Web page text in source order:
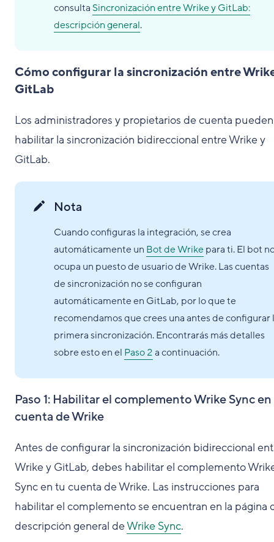
consulta Sincronización entre Wrike y GitLab:
descripción general.
Cómo configurar la sincronización entre
GitLab
Los administradores y propietarios de cuenta pueden
habilitar la sincronización bidireccional entre Wrike y
GitLab.
Nota
Cuando configuras la integración, se crea
automáticamente un Bot de Wrikepara ti. El bot
ocupa un puesto de usuario de Wrike. Las cuentas
de sincronización no se configuran
automáticamente en GitLab, por lo que te
recomendamos que crees una antes de configurar
primera sincronización. Encontrarás más detalles
sobre esto en el Paso 2a continuación.
Paso 1: Habilitar el complemento Wrike Sync
cuenta de Wrike
Antes de configurar la sincronización bidireccional
Wrike y GitLab, debes habilitar el complemento
Sync en tu cuenta de Wrike. Las instrucciones para
habilitar el complemento se encuentran en la página
descripción general deWrike Sync.